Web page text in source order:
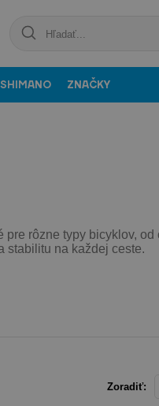
ZNAČKY
rôzne typy bicyklov, od
stabilitu na každej ceste.
Zoradiť: